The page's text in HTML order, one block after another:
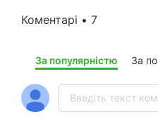
Коментарі • 7
За популярністю За